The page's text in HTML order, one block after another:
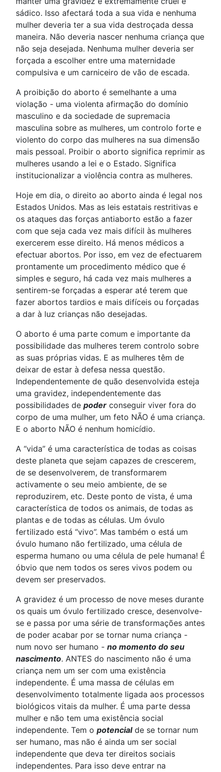
sádico. Isso afectará toda a sua vida e nenhuma
mulher deveria ter a sua vida destroçada dessa
maneira. Não deveria nascer nenhuma criança que
não seja desejada. Nenhuma mulher deveria ser
forçada a escolher entre uma maternidade
compulsiva e um carniceiro de vão de escada.
A proibição do aborto é semelhante a uma
violação - uma violenta afirmação do domínio
masculino e da sociedade de supremacia
masculina sobre as mulheres, um controlo forte e
violento do corpo das mulheres na sua dimensão
mais pessoal. Proibir o aborto significa reprimir as
mulheres usando a lei e o Estado. Significa
institucionalizar a violência contra as mulheres.
Hoje em dia, o direito ao aborto ainda é legal nos
Estados Unidos. Mas as leis estatais restritivas e
os ataques das forças antiaborto estão a fazer
com que seja cada vez mais difícil às mulheres
exercerem esse direito. Há menos médicos a
efectuar abortos. Por isso, em vez de efectuarem
prontamente um procedimento médico que é
simples e seguro, há cada vez mais mulheres a
sentirem-se forçadas a esperar até terem que
fazer abortos tardios e mais difíceis ou forçadas
a dar à luz crianças não desejadas.
O aborto é uma parte comum e importante da
possibilidade das mulheres terem controlo sobre
as suas próprias vidas. E as mulheres têm de
deixar de estar à defesa nessa questão.
Independentemente de quão desenvolvida esteja
uma gravidez, independentemente das
possibilidades de poder conseguir viver fora do
corpo de uma mulher, um feto NÃO é uma criança.
E o aborto NÃO é nenhum homicídio.
A “vida” é uma característica de todas as coisas
deste planeta que sejam capazes de crescerem,
de se desenvolverem, de transformarem
activamente o seu meio ambiente, de se
reproduzirem, etc. Deste ponto de vista, é uma
característica de todos os animais, de todas as
plantas e de todas as células. Um óvulo
fertilizado está “vivo”. Mas também o está um
óvulo humano não fertilizado, uma célula de
esperma humano ou uma célula de pele humana! É
óbvio que nem todos os seres vivos podem ou
devem ser preservados.
A gravidez é um processo de nove meses durante
os quais um óvulo fertilizado cresce, desenvolve-
se e passa por uma série de transformações antes
de poder acabar por se tornar numa criança -
num novo ser humano - no momento do seu
nascimento. ANTES do nascimento não é uma
criança nem um ser com uma existência
independente. É uma massa de células em
desenvolvimento totalmente ligada aos processos
biológicos vitais da mulher. É uma parte dessa
mulher e não tem uma existência social
independente. Tem o potencialde se tornar num
ser humano, mas não é ainda um ser social
independente que deva ter direitos sociais
independentes. Para isso deve entrar na